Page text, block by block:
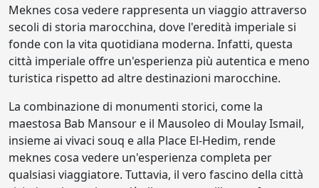
Meknes cosa vedere rappresenta un viaggio attraverso
secoli di storia marocchina, dove l'eredità imperiale si
fonde con la vita quotidiana moderna. Infatti, questa
città imperiale offre un'esperienza più autentica e meno
turistica rispetto ad altre destinazioni marocchine.
La combinazione di monumenti storici, come la
maestosa Bab Mansour e il Mausoleo di Moulay Ismail,
insieme ai vivaci souq e alla Place El-Hedim, rende
meknes cosa vedere un'esperienza completa per
qualsiasi viaggiatore. Tuttavia, il vero fascino della città